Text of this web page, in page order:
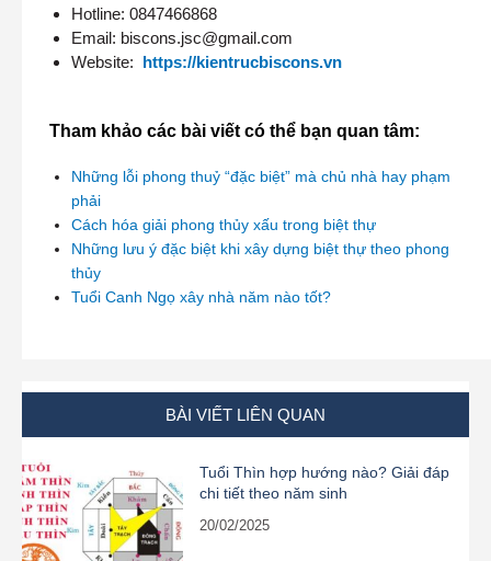
Hotline: 0847466868
Email: biscons.jsc@gmail.com
Website: https://kientrucbiscons.vn
Tham khảo các bài viết có thể bạn quan tâm:
Những lỗi phong thuỷ “đặc biệt” mà chủ nhà hay phạm
phải
Cách hóa giải phong thủy xấu trong biệt thự
Những lưu ý đặc biệt khi xây dựng biệt thự theo phong
thủy
Tuổi Canh Ngọ xây nhà năm nào tốt?
BÀI VIẾT LIÊN QUAN
Tuổi Thìn hợp hướng nào? Giải đáp
chi tiết theo năm sinh
20/02/2025